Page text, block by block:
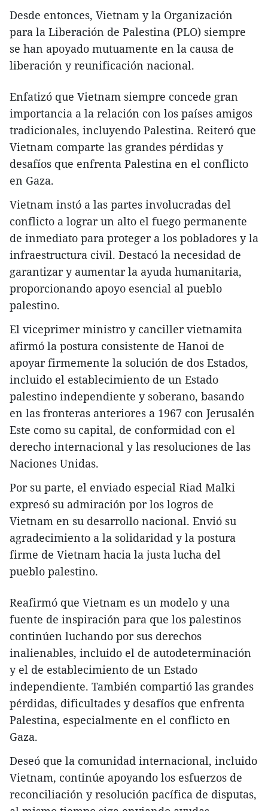
Desde entonces, Vietnam y la Organización
para la Liberación de Palestina (PLO) siempre
se han apoyado mutuamente en la causa de
liberación y reunificación nacional.
Enfatizó que Vietnam siempre concede gran
importancia a la relación con los países amigos
tradicionales, incluyendo Palestina. Reiteró que
Vietnam comparte las grandes pérdidas y
desafíos que enfrenta Palestina en el conflicto
en Gaza.
Vietnam instó a las partes involucradas del
conflicto a lograr un alto el fuego permanente
de inmediato para proteger a los pobladores y la
infraestructura civil. Destacó la necesidad de
garantizar y aumentar la ayuda humanitaria,
proporcionando apoyo esencial al pueblo
palestino.
El viceprimer ministro y canciller vietnamita
afirmó la postura consistente de Hanoi de
apoyar firmemente la solución de dos Estados,
incluido el establecimiento de un Estado
palestino independiente y soberano, basando
en las fronteras anteriores a 1967 con Jerusalén
Este como su capital, de conformidad con el
derecho internacional y las resoluciones de las
Naciones Unidas.
Por su parte, el enviado especial Riad Malki
expresó su admiración por los logros de
Vietnam en su desarrollo nacional. Envió su
agradecimiento a la solidaridad y la postura
firme de Vietnam hacia la justa lucha del
pueblo palestino.
Reafirmó que Vietnam es un modelo y una
fuente de inspiración para que los palestinos
continúen luchando por sus derechos
inalienables, incluido el de autodeterminación
y el de establecimiento de un Estado
independiente. También compartió las grandes
pérdidas, dificultades y desafíos que enfrenta
Palestina, especialmente en el conflicto en
Gaza.
Deseó que la comunidad internacional, incluido
Vietnam, continúe apoyando los esfuerzos de
reconciliación y resolución pacífica de disputas,